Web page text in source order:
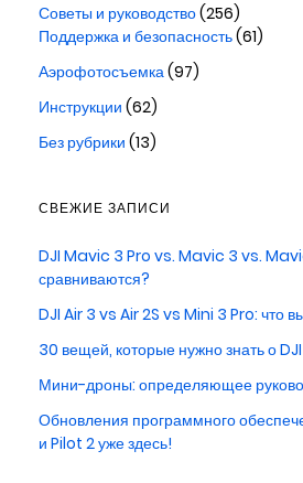
Советы и руководство(256)
Поддержка и безопасность(61)
Аэрофотосъемка(97)
Инструкции (62)
Без рубрики (13)
СВЕЖИЕ ЗАПИСИ
DJI Mavic 3 Pro vs. Mavic 3 vs.
сравниваются?
DJI Air 3 vs Air 2S vs Mini 3 Pro: что
30 вещей, которые нужно знать о
Мини-дроны: определяющее
Обновления программного
и Pilot 2 уже здесь!